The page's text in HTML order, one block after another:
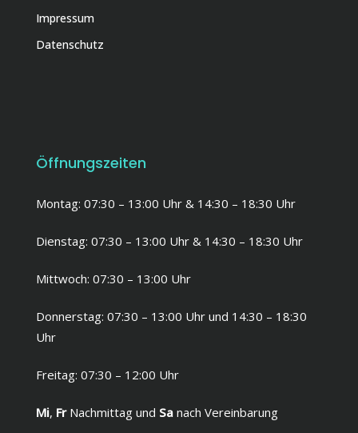
Impressum
Datenschutz
Öffnungszeiten
Montag: 07:30 – 13:00 Uhr & 14:30 – 18:30 Uhr
Dienstag: 07:30 – 13:00 Uhr & 14:30 – 18:30 Uhr
Mittwoch: 07:30 – 13:00 Uhr
Donnerstag: 07:30 – 13:00 Uhr und 14:30 – 18:30
Uhr
Freitag: 07:30 – 12:00 Uhr
Mi, FrNachmittag und Sa nach Vereinbarung